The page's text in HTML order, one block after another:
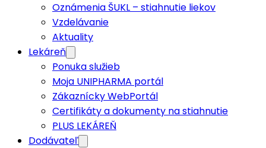
Oznámenia ŠUKL – stiahnutie liekov
Vzdelávanie
Aktuality
Lekáreň
Ponuka služieb
Moja UNIPHARMA portál
Zákaznícky WebPortál
Certifikáty a dokumenty na stiahnutie
PLUS LEKÁREŇ
Dodávateľ